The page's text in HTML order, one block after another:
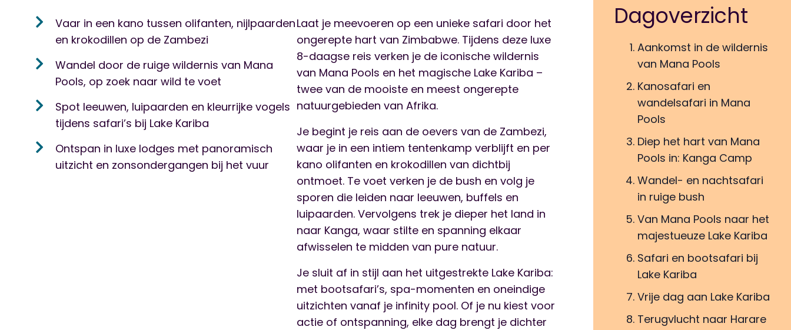
Vaar in een kano tussen olifanten, nijlpaarden
en krokodillen op de Zambezi
Wandel door de ruige wildernis van Mana
Pools, op zoek naar wild te voet
Spot leeuwen, luipaarden en kleurrijke vogels
tijdens safari’s bij Lake Kariba
Ontspan in luxe lodges met panoramisch
uitzicht en zonsondergangen bij het vuur
Laat je meevoeren op een unieke safari door het
ongerepte hart van Zimbabwe. Tijdens deze luxe
8-daagse reis verken je de iconische wildernis
van Mana Pools en het magische Lake Kariba –
twee van de mooiste en meest ongerepte
natuurgebieden van Afrika.
Je begint je reis aan de oevers van de Zambezi,
waar je in een intiem tentenkamp verblijft en per
kano olifanten en krokodillen van dichtbij
ontmoet. Te voet verken je de bush en volg je
sporen die leiden naar leeuwen, buffels en
luipaarden. Vervolgens trek je dieper het land in
naar Kanga, waar stilte en spanning elkaar
afwisselen te midden van pure natuur.
Je sluit af in stijl aan het uitgestrekte Lake Kariba:
met bootsafari’s, spa-momenten en oneindige
uitzichten vanaf je infinity pool. Of je nu kiest voor
actie of ontspanning, elke dag brengt je dichter
Dagoverzicht
Aankomst in de wildernis
van Mana Pools
Kanosafari en
wandelsafari in Mana
Pools
Diep het hart van Mana
Pools in: Kanga Camp
Wandel- en nachtsafari
in ruige bush
Van Mana Pools naar het
majestueuze Lake Kariba
Safari en bootsafari bij
Lake Kariba
Vrije dag aan Lake Kariba
Terugvlucht naar Harare